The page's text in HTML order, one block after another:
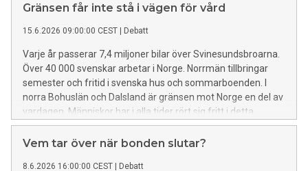
Gränsen får inte stå i vägen för vård
15.6.2026 09:00:00 CEST Debatt
Varje år passerar 7,4 miljoner bilar över Svinesundsbroarna.
Över 40 000 svenskar arbetar i Norge. Norrmän tillbringar
semester och fritid i svenska hus och sommarboenden. I
norra Bohuslän och Dalsland är gränsen mot Norge en del av
vardagen. Människor har i alla tider rört sig fritt i detta
gränsland. Den friheten är värdefull. Den stärker
utvecklingen i hela regionen och skapar band mellan
Vem tar över när bonden slutar?
8.6.2026 16:00:00 CEST Debatt